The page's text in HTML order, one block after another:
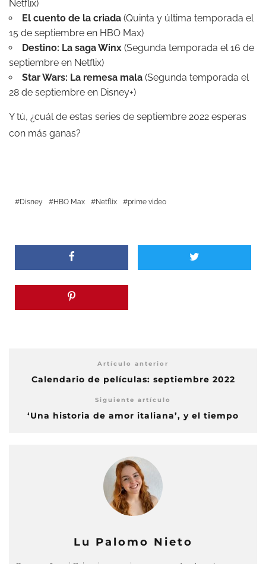
Netflix)
El cuento de la criada (Quinta y última temporada el
15 de septiembre en HBO Max)
Destino: La saga Winx (Segunda temporada el 16 de
septiembre en Netflix)
Star Wars: La remesa mala (Segunda temporada el
28 de septiembre en Disney+)
Y tú, ¿cuál de estas series de septiembre 2022 esperas
con más ganas?
Disney HBO Max Netflix prime video
Artículo anterior
Calendario de películas: septiembre 2022
Siguiente artículo
‘Una historia de amor italiana’, y el tiempo
Lu Palomo Nieto